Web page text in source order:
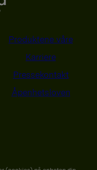
Produktene våre
Karriere
Pressekontakt
Åpenhetsloven